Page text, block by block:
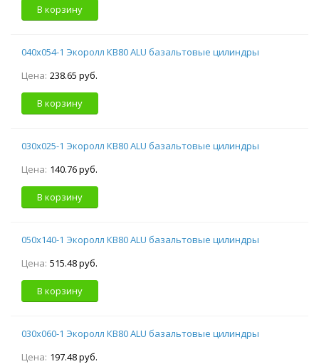
В корзину
040х054-1 Экоролл КВ80 ALU базальтовые цилиндры
Цена: 238.65 руб.
В корзину
030х025-1 Экоролл КВ80 ALU базальтовые цилиндры
Цена: 140.76 руб.
В корзину
050х140-1 Экоролл КВ80 ALU базальтовые цилиндры
Цена: 515.48 руб.
В корзину
030х060-1 Экоролл КВ80 ALU базальтовые цилиндры
Цена: 197.48 руб.